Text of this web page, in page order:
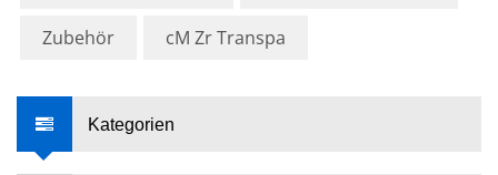
Zubehör cM Zr Transpa
Kategorien